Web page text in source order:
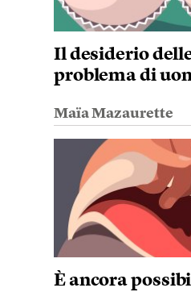
Il desiderio
problema di
Maïa Mazaurette
È ancora